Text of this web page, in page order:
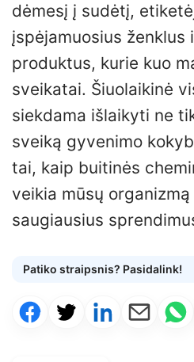
dėmesį į sudėtį,
įspėjamuosius
produktus, kurie kuo
sveikatai. Šiuolaikinė
siekdama išlaikyti ne
sveiką gyvenimo
tai, kaip buitinės
veikia mūsų
saugiausius
Patiko straipsnis? Pasidalink!